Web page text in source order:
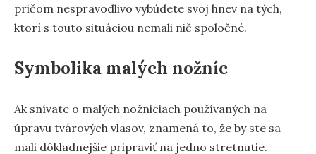
pričom nespravodlivo vybúdete svoj hnev na tých,
ktorí s touto situáciou nemali nič spoločné.
Symbolika malých nožníc
Ak snívate o malých nožniciach používaných na
úpravu tvárových vlasov, znamená to, že by ste sa
mali dôkladnejšie pripraviť na jedno stretnutie.